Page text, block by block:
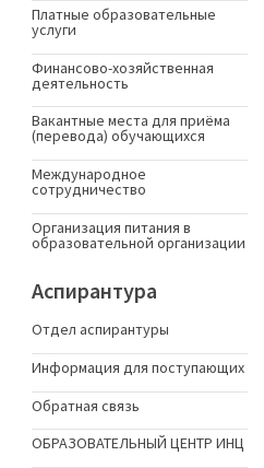
Платные образовательные
услуги
Финансово-хозяйственная
деятельность
Вакантные места для приёма
(перевода) обучающихся
Международное
сотрудничество
Организация питания в
образовательной организации
Аспирантура
Отдел аспирантуры
Информация для поступающих
Обратная связь
ОБРАЗОВАТЕЛЬНЫЙ ЦЕНТР ИНЦ